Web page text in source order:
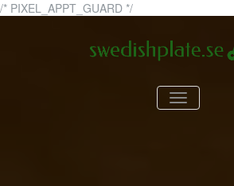
/* PIXEL_APPT_GUARD */Skip
content
swedishplate.se
TOGGLE